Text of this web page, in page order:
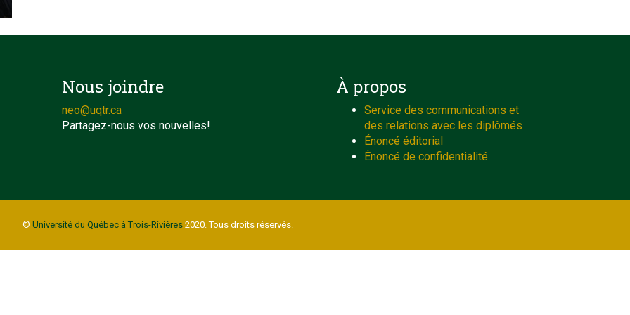
Nous joindre
neo@uqtr.ca
Partagez-nous vos nouvelles!
À propos
Service des communications et
des relations avec les diplômés
Énoncé éditorial
Énoncé de confidentialité
© Université du Québec à Trois-Rivières2020. Tous droits réservés.